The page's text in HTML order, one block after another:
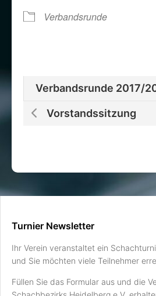
Verbandsrunde
Verbandsrunde 2017/
Vorstandssitzung
Turnier Newsletter
Ihr Verein veranstaltet ein
und Sie möchten viele Teilnehmer
Füllen Sie das Formular aus und die